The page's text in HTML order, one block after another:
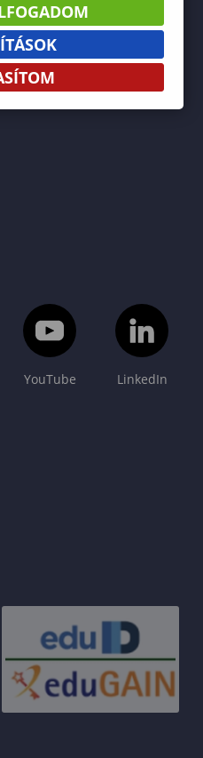
YouTube LinkedIn